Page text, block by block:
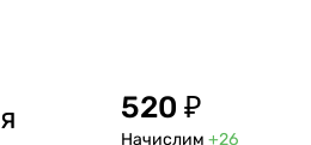
520 ₽
Начислим +26